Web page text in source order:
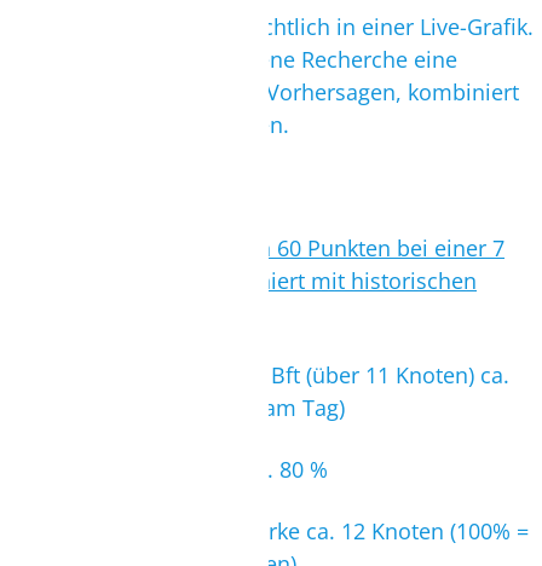
Die Daten münden übersichtlich in einer Live-Grafik.
So bekommt ihr ohne eigene Recherche eine
Auswertung der aktuellen Vorhersagen, kombiniert
mit historischen Winddaten.
Aktuelles Windranking von 60 Punkten bei einer 7
Tages Vorhersage (kombiniert mit historischen
Wahrscheinlichkeit über 4 Bft (über 11 Knoten) ca.
50% (für mind. 2 Stunden am Tag)
Optimale Windrichtung ca. 80 %
Durchschnittliche Windstärke ca. 12 Knoten (100% =